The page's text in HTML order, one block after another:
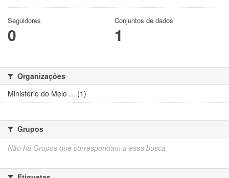
Seguidores
0
Conjuntos de dados
1
Organizações
Ministério do Meio ... (1)
Grupos
Não há Grupos que correspondam a essa busca